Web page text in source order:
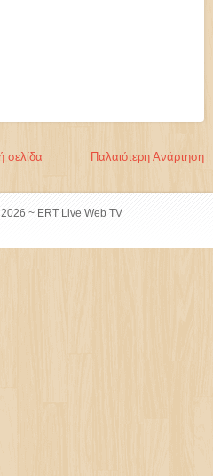
σελίδα Παλαιότερη Ανάρτηση
2026 ~ ERT Live Web TV